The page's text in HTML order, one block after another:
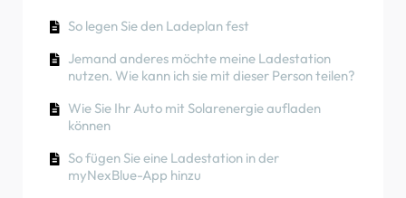
Muss jeder neue Installateur einen
Benutzernamen und ein Passwort erhalten?
Wie wechselt man die Hauptsicherung im
Partnerportal?
So legen Sie den Ladeplan fest
Jemand anderes möchte meine Ladestation
nutzen. Wie kann ich sie mit dieser Person teilen?
Wie Sie Ihr Auto mit Solarenergie aufladen
können
So fügen Sie eine Ladestation in der
myNexBlue-App hinzu